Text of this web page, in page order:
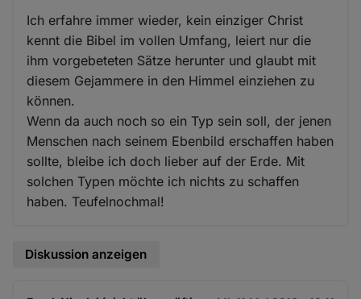
Ich erfahre immer wieder, kein einziger Christ
kennt die Bibel im vollen Umfang, leiert nur die
ihm vorgebeteten Sätze herunter und glaubt mit
diesem Gejammere in den Himmel einziehen zu
können.
Wenn da auch noch so ein Typ sein soll, der jenen
Menschen nach seinem Ebenbild erschaffen haben
sollte, bleibe ich doch lieber auf der Erde. Mit
solchen Typen möchte ich nichts zu schaffen
haben. Teufelnochmal!
Diskussion anzeigen